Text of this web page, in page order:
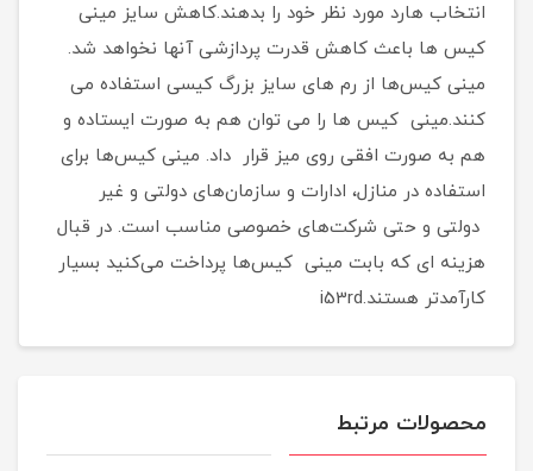
انتخاب هارد مورد نظر خود را بدهند.کاهش سایز مینی
کیس ها باعث کاهش قدرت پردازشی آنها نخواهد شد.
مینی کیس‌ها از رم های سایز بزرگ کیسی استفاده می
کنند.مینی کیس ها را می توان هم به صورت ایستاده و
هم به صورت افقی روی میز قرار داد. مینی کیس‌ها برای
استفاده در منازل، ادارات و سازمان‌های دولتی و غیر
دولتی و حتی شرکت‌های خصوصی مناسب است. در قبال
هزینه ای که بابت مینی کیس‌ها پرداخت می‌کنید بسیار
کارآمدتر هستند.i53rd
محصولات مرتبط